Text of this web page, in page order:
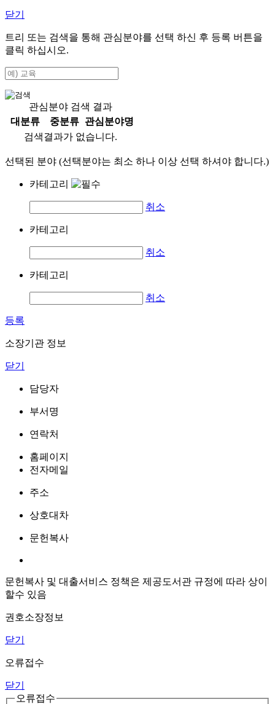
닫기
트리 또는 검색을 통해 관심분야를 선택 하신 후 등록 버튼을
클릭 하십시오.
관심분야 검색 결과
대분류
중분류
관심분야명
검색결과가 없습니다.
선택된 분야 (선택분야는 최소 하나 이상 선택 하셔야 합니다.)
카테고리
취소
카테고리
취소
카테고리
취소
등록
소장기관 정보
닫기
담당자
부서명
연락처
홈페이지
전자메일
주소
상호대차
문헌복사
문헌복사 및 대출서비스 정책은 제공도서관 규정에 따라 상이
할수 있음
권호소장정보
닫기
오류접수
닫기
오류접수